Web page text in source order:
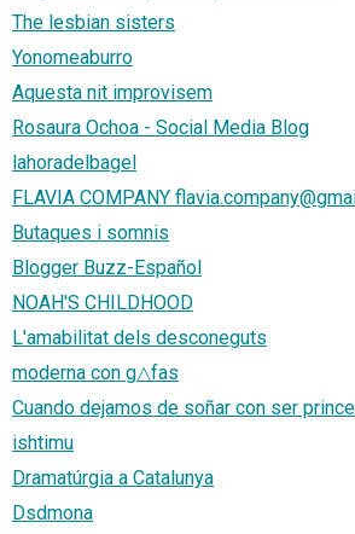
The lesbian sisters
Yonomeaburro
Aquesta nit improvisem
Rosaura Ochoa - Social Media Blog
lahoradelbagel
FLAVIA COMPANY
Butaques i somnis
Blogger Buzz-Español
NOAH'S CHILDHOOD
L'amabilitat dels desconeguts
moderna con g△fas
Cuando dejamos de soñar con ser
ishtimu
Dramatúrgia a Catalunya
Dsdmona